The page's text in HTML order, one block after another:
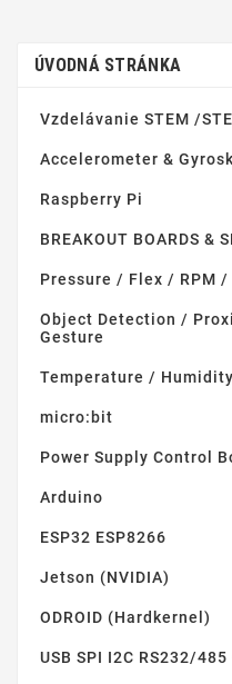
ÚVODNÁ STRÁNKA
Vzdelávanie STEM /
Accelerometer &
Raspberry Pi
BREAKOUT BOARDS &
Pressure / Flex / RPM /
Object Detection /
Gesture
Temperature /
micro:bit
Power Supply Control
Arduino
ESP32 ESP8266
Jetson (NVIDIA)
ODROID (Hardkernel)
USB SPI I2C RS232/485